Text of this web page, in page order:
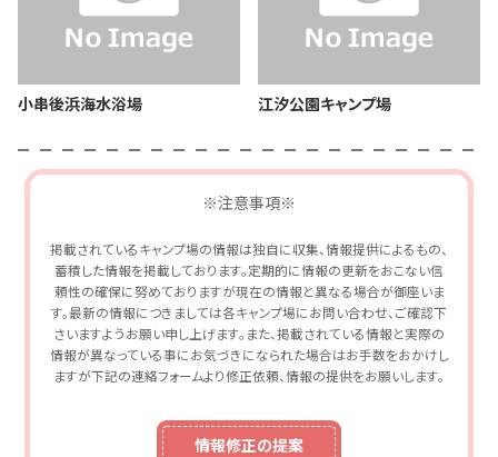
小串後浜海水浴場 江汐公園キャンプ場
※注意事項※
掲載されているキャンプ場の情報は独自に収集、情報提供によるもの、
蓄積した情報を掲載しております。定期的に情報の更新をおこない信
頼性の確保に努めておりますが現在の情報と異なる場合が御座いま
す。最新の情報につきましては各キャンプ場にお問い合わせ、ご確認下
さいますようお願い申し上げます。また、掲載されている情報と実際の
情報が異なっている事にお気づきになられた場合はお手数をおかけし
ますが下記の連絡フォームより修正依頼、情報の提供をお願いします。
情報修正の提案